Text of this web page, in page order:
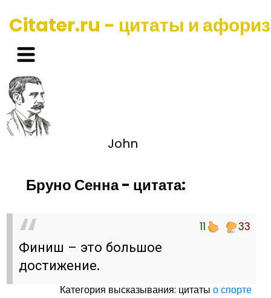
Citater.ru - цитаты и
John
Бруно Сенна - цитата:
11 33
Финиш – это большое
достижение.
Категория высказывания: цитатыо спорте